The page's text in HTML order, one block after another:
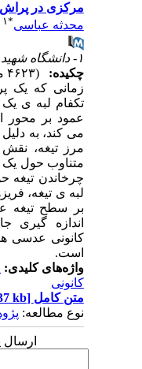
مرکزی در پراش
محدثه عباسی
۱
چکیده:
زمانی که یک
تکفام لبه ی
عمود بر محور
می کند، به
مرز تیغه، نقش
متناوب حول یک
چرخاندن تیغه
لبه ی تیغه،
بر سطح تیغه
اندازه گیری
کانونی عدسی
است.
واژه‌های کلیدی:
کانونی
متن کامل[PDF 337 kb]
نوع مطالعه:
ارسال